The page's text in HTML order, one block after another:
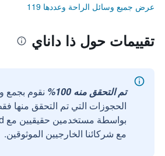
عرض جميع وسائل الراحة وعددها 119
تقييمات حول ذا داناي
تم التحقق منه 100%
نقوم بجمع
الحجوزات التي تم التحقق منها
مع شركائنا الخارجيين الموثوقين.